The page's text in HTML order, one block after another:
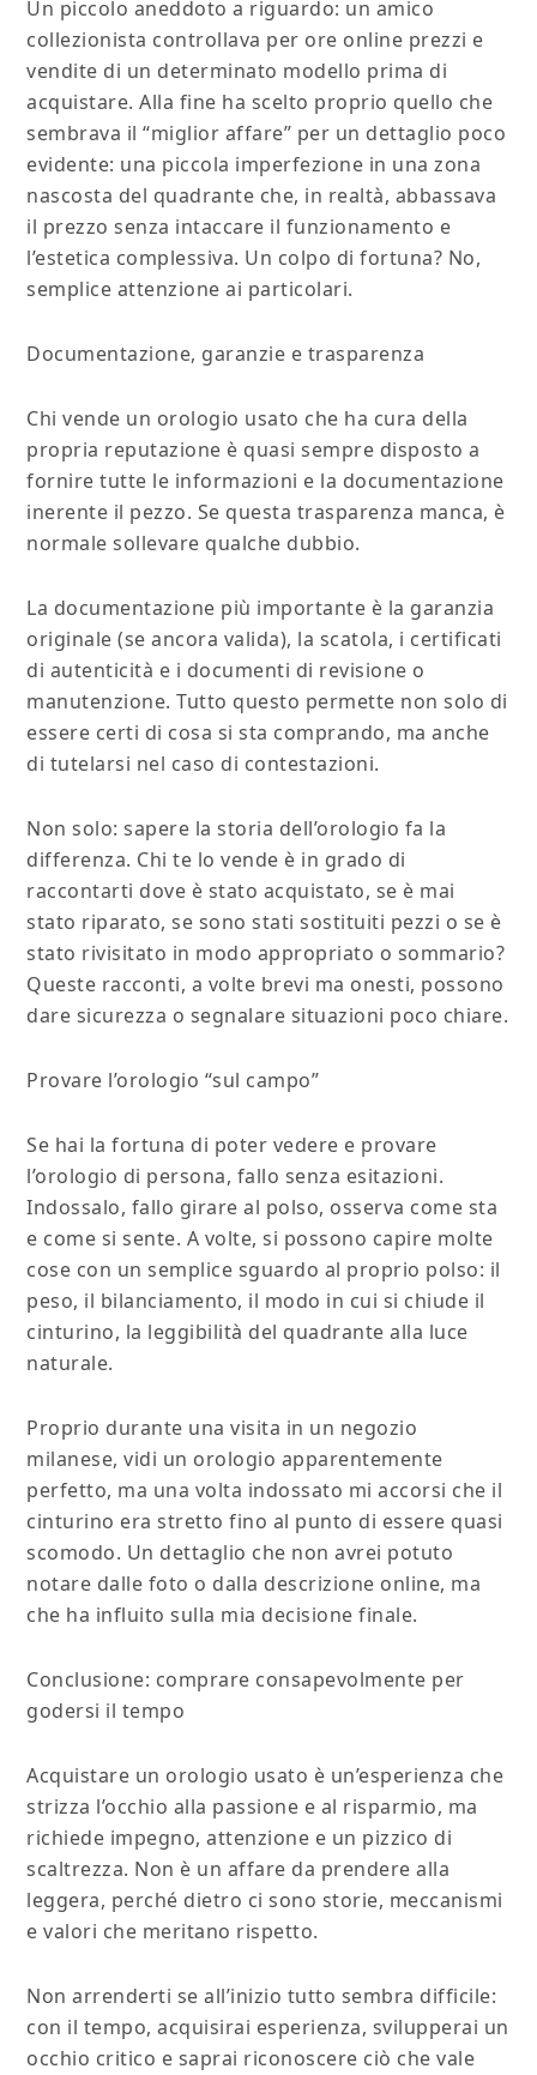
Un piccolo aneddoto a riguardo: un amico
collezionista controllava per ore online prezzi e
vendite di un determinato modello prima di
acquistare. Alla fine ha scelto proprio quello che
sembrava il “miglior affare” per un dettaglio poco
evidente: una piccola imperfezione in una zona
nascosta del quadrante che, in realtà, abbassava
il prezzo senza intaccare il funzionamento e
l’estetica complessiva. Un colpo di fortuna? No,
semplice attenzione ai particolari.
Documentazione, garanzie e trasparenza
Chi vende un orologio usato che ha cura della
propria reputazione è quasi sempre disposto a
fornire tutte le informazioni e la documentazione
inerente il pezzo. Se questa trasparenza manca, è
normale sollevare qualche dubbio.
La documentazione più importante è la garanzia
originale (se ancora valida), la scatola, i certificati
di autenticità e i documenti di revisione o
manutenzione. Tutto questo permette non solo di
essere certi di cosa si sta comprando, ma anche
di tutelarsi nel caso di contestazioni.
Non solo: sapere la storia dell’orologio fa la
differenza. Chi te lo vende è in grado di
raccontarti dove è stato acquistato, se è mai
stato riparato, se sono stati sostituiti pezzi o se è
stato rivisitato in modo appropriato o sommario?
Queste racconti, a volte brevi ma onesti, possono
dare sicurezza o segnalare situazioni poco chiare.
Provare l’orologio “sul campo”
Se hai la fortuna di poter vedere e provare
l’orologio di persona, fallo senza esitazioni.
Indossalo, fallo girare al polso, osserva come sta
e come si sente. A volte, si possono capire molte
cose con un semplice sguardo al proprio polso: il
peso, il bilanciamento, il modo in cui si chiude il
cinturino, la leggibilità del quadrante alla luce
naturale.
Proprio durante una visita in un negozio
milanese, vidi un orologio apparentemente
perfetto, ma una volta indossato mi accorsi che il
cinturino era stretto fino al punto di essere quasi
scomodo. Un dettaglio che non avrei potuto
notare dalle foto o dalla descrizione online, ma
che ha influito sulla mia decisione finale.
Conclusione: comprare consapevolmente per
godersi il tempo
Acquistare un orologio usato è un’esperienza che
strizza l’occhio alla passione e al risparmio, ma
richiede impegno, attenzione e un pizzico di
scaltrezza. Non è un affare da prendere alla
leggera, perché dietro ci sono storie, meccanismi
e valori che meritano rispetto.
Non arrenderti se all’inizio tutto sembra difficile:
con il tempo, acquisirai esperienza, svilupperai un
occhio critico e saprai riconoscere ciò che vale